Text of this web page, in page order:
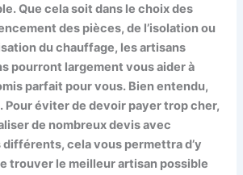
Que cela soit dans le choix des
des pièces, de l’isolation ou
du chauffage, les artisans
pourront largement vous aider à
parfait pour vous. Bien entendu,
Pour éviter de devoir payer trop cher,
de nombreux devis avec
cela vous permettra d’y
trouver le meilleur artisan possible